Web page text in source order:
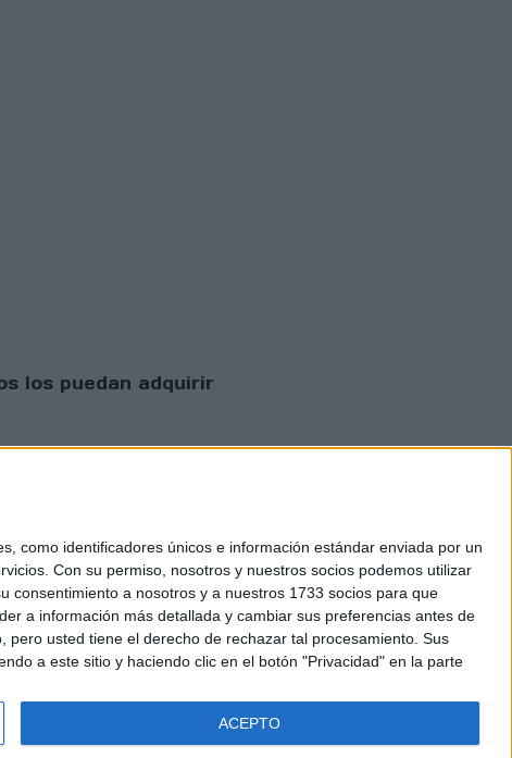
como identificadores únicos e información estándar enviada por un
Con su permiso, nosotros y nuestros socios podemos utilizar
consentimiento a nosotros y a nuestros 1733 socios para que
a información más detallada y cambiar sus preferencias antes de
usted tiene el derecho de rechazar tal procesamiento. Sus
a este sitio y haciendo clic en el botón "Privacidad" en la parte
ACEPTO
los puedan adquirir
privacidad